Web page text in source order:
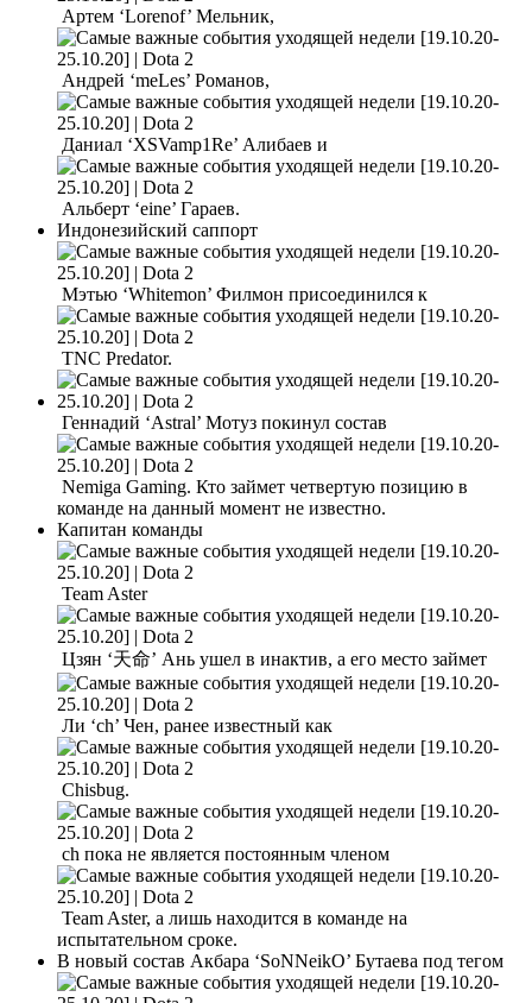
Артем ‘Lorenof’ Мельник,
Андрей ‘meLes’ Романов,
Даниал ‘XSVamp1Re’ Алибаев и
Альберт ‘eine’ Гараев.
Индонезийский саппорт
Мэтью ‘Whitemon’ Филмон присоединился к
TNC Predator.
Геннадий ‘Astral’ Мотуз покинул состав
Nemiga Gaming. Кто займет четвертую позицию в
команде на данный момент не известно.
Капитан команды
Team Aster
Цзян ‘天命’ Ань ушел в инактив, а его место займет
Ли ‘ch’ Чен, ранее известный как
Chisbug.
ch пока не является постоянным членом
Team Aster, а лишь находится в команде на
испытательном сроке.
В новый состав Акбара ‘SoNNeikO’ Бутаева под тегом